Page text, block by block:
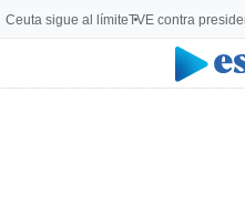
Ceuta sigue al límiteTVE contra